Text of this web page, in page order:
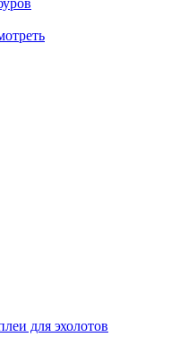
для эхолотов